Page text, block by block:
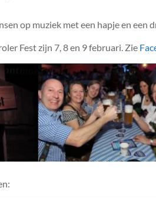
op muziek met een hapje en een
Fest zijn 7, 8 en 9 februari. Zie